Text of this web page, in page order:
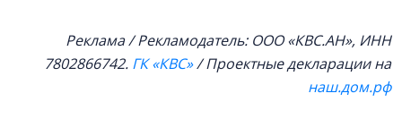
Реклама / Рекламодатель: ООО «КВС.АН», ИНН
7802866742. ГК «КВС»/ Проектные декларации на
наш.дом.рф